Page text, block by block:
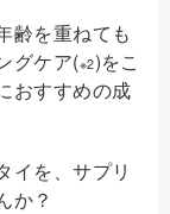
齢を重ねても
グケア(※2)をこ
おすすめの成
イを、サプリ
か？